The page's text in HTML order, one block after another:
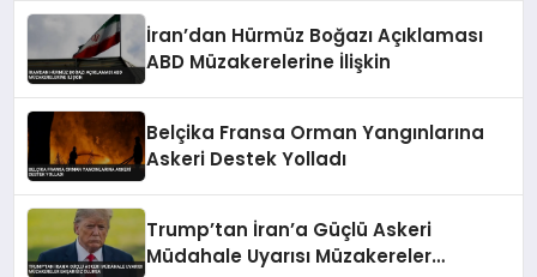
İran’dan Hürmüz Boğazı Açıklaması
ABD Müzakerelerine İlişkin
Belçika Fransa Orman Yangınlarına
Askeri Destek Yolladı
Trump’tan İran’a Güçlü Askeri
Müdahale Uyarısı Müzakereler